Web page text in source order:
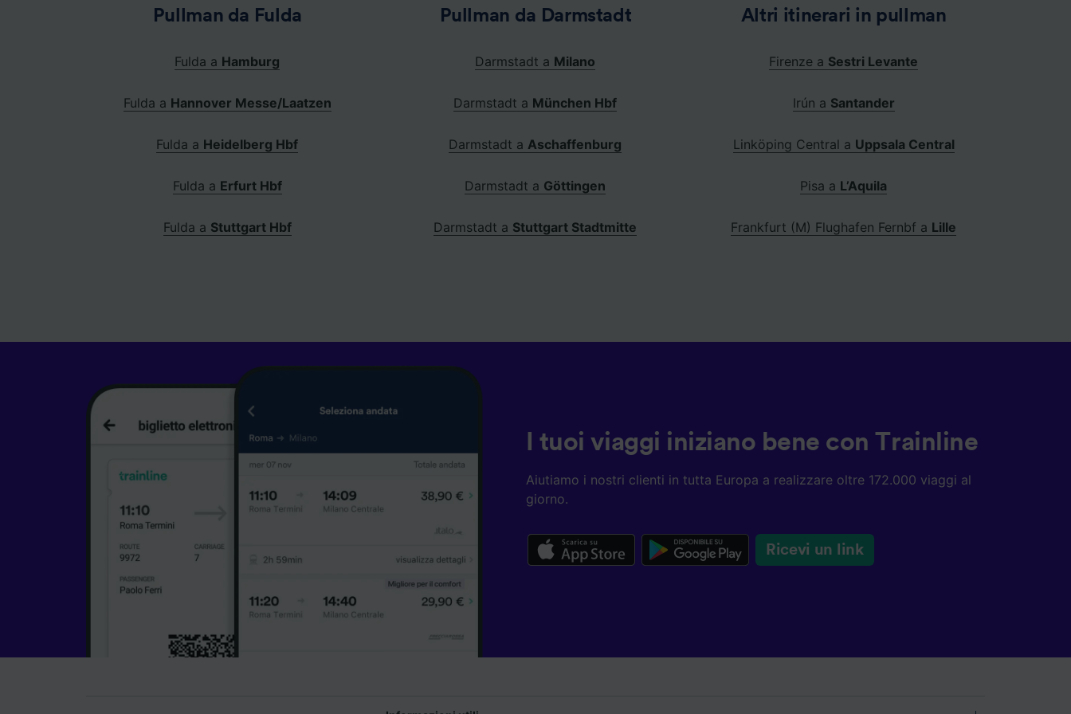
Pullman da Fulda
Fulda a Hamburg
Fulda a Hannover Messe/Laatzen
Fulda a Heidelberg Hbf
Fulda a Erfurt Hbf
Fulda a Stuttgart Hbf
Pullman da Darmstadt
Darmstadt a Milano
Darmstadt a München Hbf
Darmstadt aAschaffenburg
Darmstadt a Göttingen
Darmstadt a Stuttgart Stadtmitte
Altri itinerari in pullman
Firenze a Sestri Levante
Irún a Santander
Linköping Central a Uppsala Central
Pisa a L’Aquila
Frankfurt (M) Flughafen Fernbf a Lille
I tuoi viaggi iniziano bene con Trainline
Aiutiamo i nostri clienti in tutta Europa a realizzare oltre 172.000 viaggi al
giorno.
Ricevi un link